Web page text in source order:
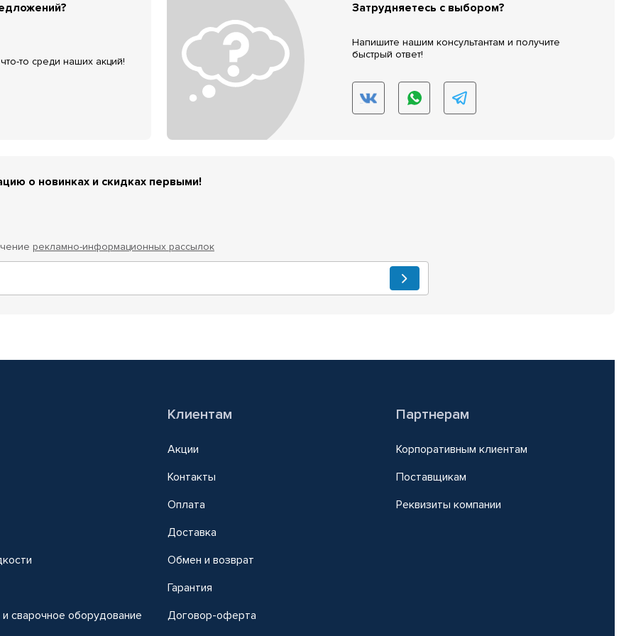
то среди наших акций!
Затрудняетесь с выбором?
Напишите нашим консультантам и получите
быстрый ответ!
о новинках и скидках первыми!
рекламно-информационных рассылок
сварочное оборудование
Клиентам
Акции
Контакты
Оплата
Доставка
Обмен и возврат
Гарантия
Договор-оферта
Партнерам
Корпоративным клиентам
Поставщикам
Реквизиты компании